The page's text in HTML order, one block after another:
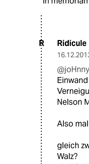
R Ridicule
Nelson
Also
gleich
Walz?